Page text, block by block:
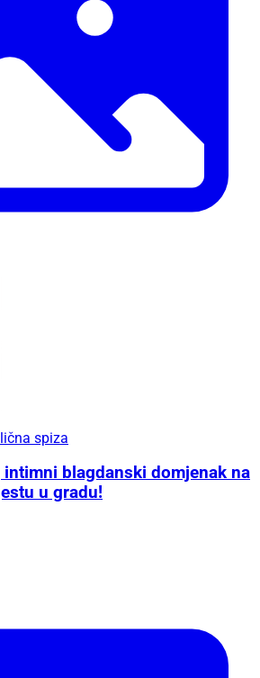
spiza
blagdanski domjenak na
u gradu!